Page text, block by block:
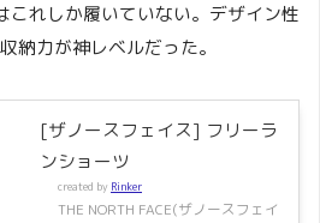
これしか履いていない。デザイン性
納力が神レベルだった。
[ザノースフェイス] フリーラ
ンショーツ
created by Rinker
THE NORTH FACE(ザノースフェイ